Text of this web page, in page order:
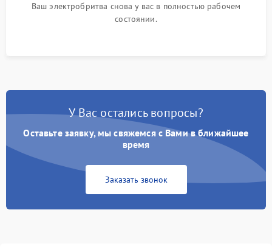
Ваш электробритва снова у вас в полностью рабочем
состоянии.
У Вас остались вопросы?
Оставьте заявку, мы свяжемся с Вами в ближайшее
время
Заказать звонок